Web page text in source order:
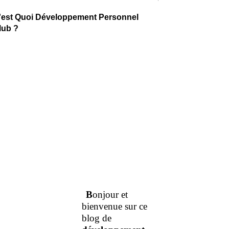
Quoi Développement Personnel
?
Bonjour et
bienvenue sur ce
blog de